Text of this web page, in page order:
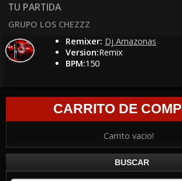
TU PARTIDA
GRUPO LOS CHEZZZ
Remixer: Dj Amazonas
Version:Remix
BPM:150
CARRITO DE
Carrito vacio!
BUSCAR